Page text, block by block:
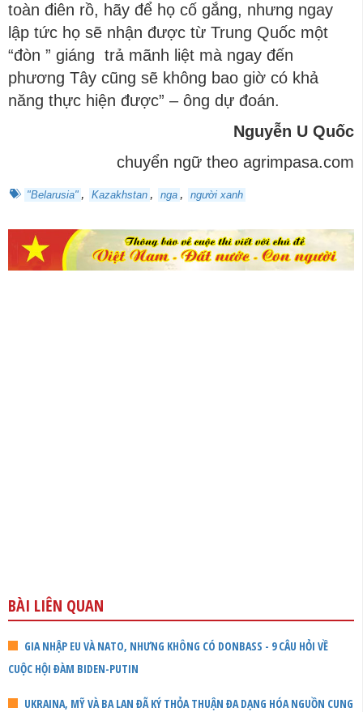
toàn điên rồ, hãy để họ cố gắng, nhưng ngay
lập tức họ sẽ nhận được từ Trung Quốc một
“đòn ” giáng trả mãnh liệt mà ngay đến
phương Tây cũng sẽ không bao giờ có khả
năng thực hiện được” – ông dự đoán.
Nguyễn U Quốc
chuyển ngữ theo agrimpasa.com
"Belarusia" , Kazakhstan , nga , người xanh
BÀI LIÊN QUAN
GIA NHẬP EU VÀ NATO, NHƯNG KHÔNG CÓ DONBASS - 9 CÂU HỎI VỀ
CUỘC HỘI ĐÀM BIDEN-PUTIN
UKRAINA, MỸ VÀ BA LAN ĐÃ KÝ THỎA THUẬN ĐA DẠNG HÓA NGUỒN CUNG